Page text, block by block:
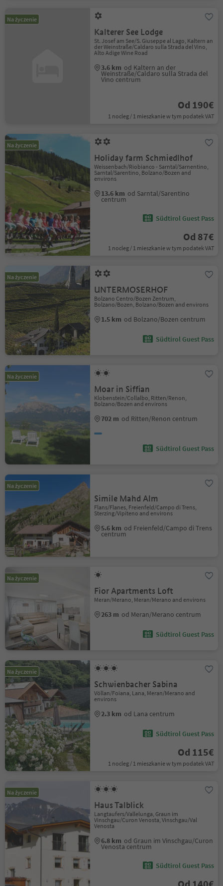
Na życzenie
Kalterer See Lodge
St. Josef am See/S. Giuseppe al Lago, Kaltern an
der Weinstraße/Caldaro sulla Strada del Vino,
Alto Adige Wine Road
3.6 km od Kaltern an der
Weinstraße/Caldaro sulla Strada del
Vino centrum
Od 190€
1 nocleg / 1 mieszkanie w tym podatek VAT
Na życzenie
Holiday farm Schmiedlhof
Weissenbach/Riobianco - Sarntal/Sarnentino,
Sarntal/Sarentino, Bolzano/Bozen and
environs
13.6 km od Sarntal/Sarentino
centrum
Südtirol Guest Pass
Od 87€
1 nocleg / 1 mieszkanie w tym podatek VAT
Na życzenie
UNTERMOSERHOF
Bolzano Centro/Bozen Zentrum,
Bolzano/Bozen, Bolzano/Bozen and environs
1.5 km od Bolzano/Bozen centrum
Südtirol Guest Pass
Na życzenie
Moar in Siffian
Klobenstein/Collalbo, Ritten/Renon,
Bolzano/Bozen and environs
702 m od Ritten/Renon centrum
Südtirol Guest Pass
Na życzenie
Simile Mahd Alm
Flans/Flanes, Freienfeld/Campo di Trens,
Sterzing/Vipiteno and environs
5.6 km od Freienfeld/Campo di Trens
centrum
Na życzenie
Fior Apartments Loft
Meran/Merano, Meran/Merano and environs
263 m od Meran/Merano centrum
Südtirol Guest Pass
Na życzenie
Schwienbacher Sabina
Völlan/Foiana, Lana, Meran/Merano and
environs
2.3 km od Lana centrum
Südtirol Guest Pass
Od 115€
1 nocleg / 1 mieszkanie w tym podatek VAT
Na życzenie
Haus Talblick
Langtaufers/Vallelunga, Graun im
Vinschgau/Curon Venosta, Vinschgau/Val
Venosta
6.8 km od Graun im Vinschgau/Curon
Venosta centrum
Südtirol Guest Pass